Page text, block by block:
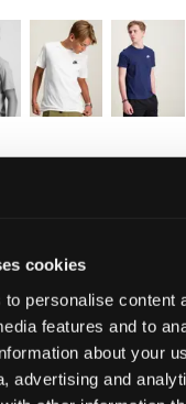
cookies
personalise content
features and to
about your
advertising and
Perfect
MAATTABEL